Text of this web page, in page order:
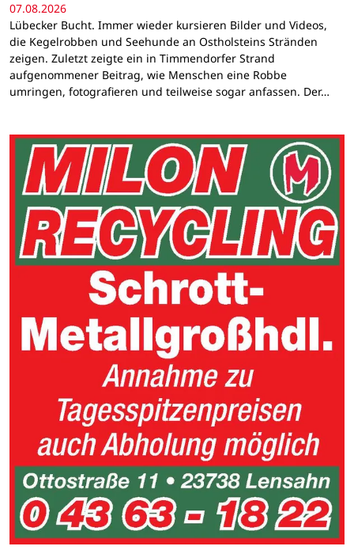
07.08.2026
Lübecker Bucht. Immer wieder kursieren Bilder und Videos,
die Kegelrobben und Seehunde an Ostholsteins Stränden
zeigen. Zuletzt zeigte ein in Timmendorfer Strand
aufgenommener Beitrag, wie Menschen eine Robbe
umringen, fotografieren und teilweise sogar anfassen. Der…